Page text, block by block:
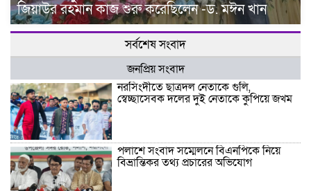
জিয়াউর রহমান কাজ শুরু করেছিলেন -ড. মঈন খান
সর্বশেষ সংবাদ
জনপ্রিয় সংবাদ
নরসিংদীতে ছাত্রদল নেতাকে গুলি,
স্বেচ্ছাসেবক দলের দুই নেতাকে কুপিয়ে জখম
পলাশে সংবাদ সম্মেলনে বিএনপিকে নিয়ে
বিভ্রান্তিকর তথ্য প্রচারের অভিযোগ